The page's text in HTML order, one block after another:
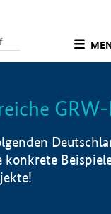
konkrete